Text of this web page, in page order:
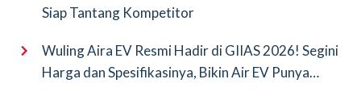
Siap Tantang Kompetitor
Wuling Aira EV Resmi Hadir di GIIAS 2026! Segini
Harga dan Spesifikasinya, Bikin Air EV Punya